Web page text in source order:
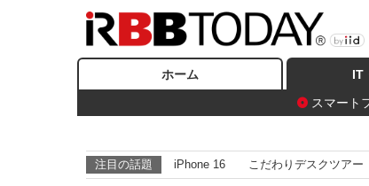
ホーム
IT
スマート
注目の話題 iPhone 16 こだわりデスクツアー